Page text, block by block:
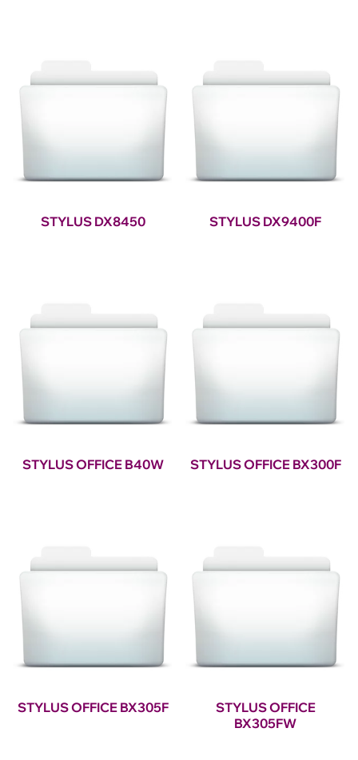
STYLUS DX8450 STYLUS DX9400F
STYLUS OFFICE B40W STYLUS OFFICE BX300F
STYLUS OFFICE BX305F
STYLUS OFFICE
BX305FW